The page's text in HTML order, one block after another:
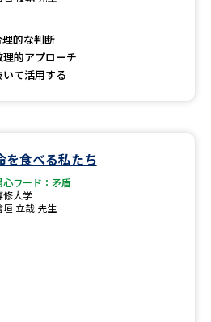
を調べる
奨学金・特待生制度特集
進路の３択
的な判断
的アプローチ
て活用する
を食べる私たち
心ワード：矛盾
修大学
垣 立哉 先生